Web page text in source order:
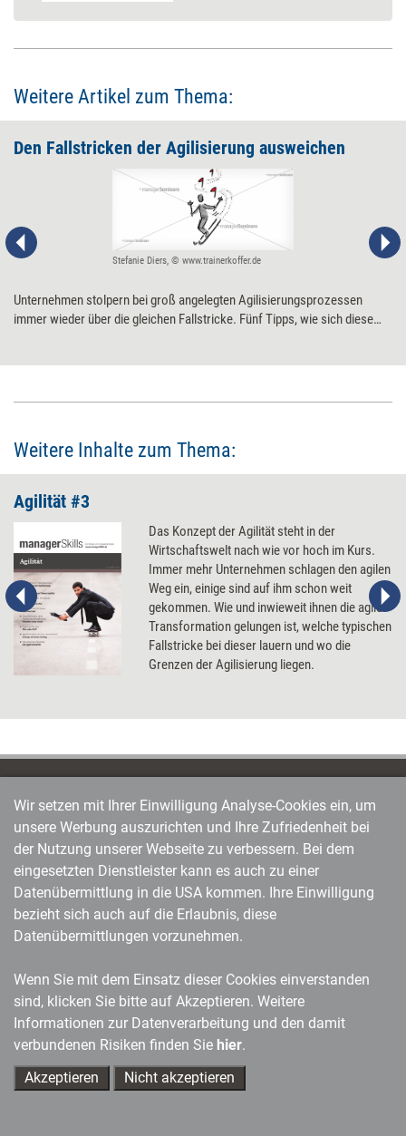
Weitere Artikel zum Thema:
Den Fallstricken der Agilisierung ausweichen
Stefanie Diers, © www.trainerkoffer.de
Unternehmen stolpern bei groß angelegten Agilisierungsprozessen
immer wieder über die gleichen Fallstricke. Fünf Tipps, wie sich diese
Weitere Inhalte zum Thema:
Agilität #3
Das Konzept der Agilität steht in der
Wirtschaftswelt nach wie vor hoch im Kurs.
Immer mehr Unternehmen schlagen den agilen
Weg ein, einige sind auf ihm schon weit
gekommen. Wie und inwieweit ihnen die agile
Transformation gelungen ist, welche typischen
Fallstricke bei dieser lauern und wo die
Grenzen der Agilisierung liegen.
Newsletter
Weiter
Führung
Leadership-Medien
Self-Leadership
Das Blog
Wir setzen mit Ihrer Einwilligung Analyse-Cookies ein, um
unsere Werbung auszurichten und Ihre Zufriedenheit bei
der Nutzung unserer Webseite zu verbessern. Bei dem
eingesetzten Dienstleister kann es auch zu einer
Datenübermittlung in die USA kommen. Ihre Einwilligung
bezieht sich auch auf die Erlaubnis, diese
Datenübermittlungen vorzunehmen.
Wenn Sie mit dem Einsatz dieser Cookies einverstanden
sind, klicken Sie bitte auf Akzeptieren. Weitere
Informationen zur Datenverarbeitung und den damit
verbundenen Risiken finden Sie hier.
Akzeptieren
Nicht akzeptieren